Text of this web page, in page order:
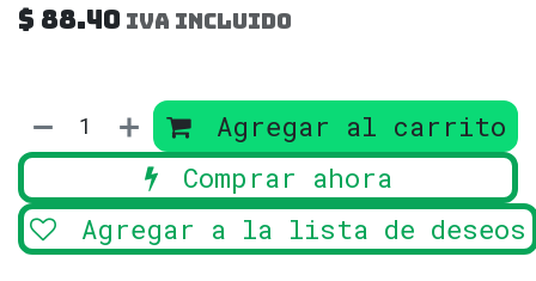
$ 88.40 IVA incluido
Agregar al carrito
Comprar ahora
Agregar a la lista de deseos